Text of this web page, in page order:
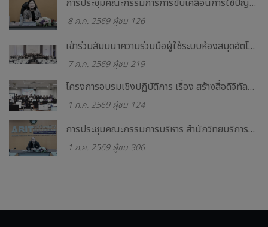
การประชุมคณะกรรมการการขับเคลื่อนการใช้ปัญญาประดิษฐ์ (Artificial Intelligence : AI) ครั้งที่ 1/2569
8 ก.ค. 2569 ผู้ชม 126
เข้าร่วมสัมมนาความร่วมมือผู้ใช้ระบบห้องสมุดอัตโนมัติ WALAI AutoLib ครั้งที่ 7
7 ก.ค. 2569 ผู้ชม 219
โครงการอบรมเชิงปฏิบัติการ เรื่อง สร้างสื่อดิจิทัลด้วย AI สู่การขายออนไลน์อย่างมืออาชีพ รุ่นที่ 3
1 ก.ค. 2569 ผู้ชม 124
การประชุมคณะกรรมการบริหาร สำนักวิทยบริการและเทคโนโลยีสารสนเทศครั้งที่ 6/2569
1 ก.ค. 2569 ผู้ชม 306